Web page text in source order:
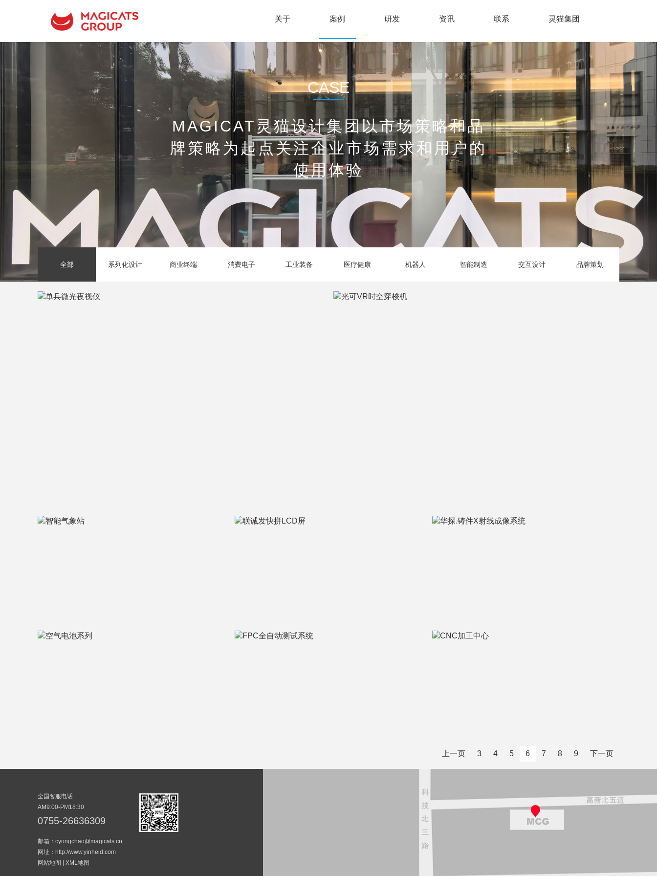
关于 案例 研发 资讯 联系 灵猫集团
CASE
MAGICAT灵猫设计集团以市场策略和品
牌策略为起点关注企业市场需求和用户的
使用体验
全部 系列化设计 商业终端 消费电子 工业装备 医疗健康 机器人 智能制造 交互设计 品牌策划
上一页 3 4 5 6 7 8 9 下一页
全国客服电话
AM9:00-PM18:30
0755-26636309
邮箱：cyongchao@magicats.cn
网址：http://www.yinheid.com
网站地图 |XML地图